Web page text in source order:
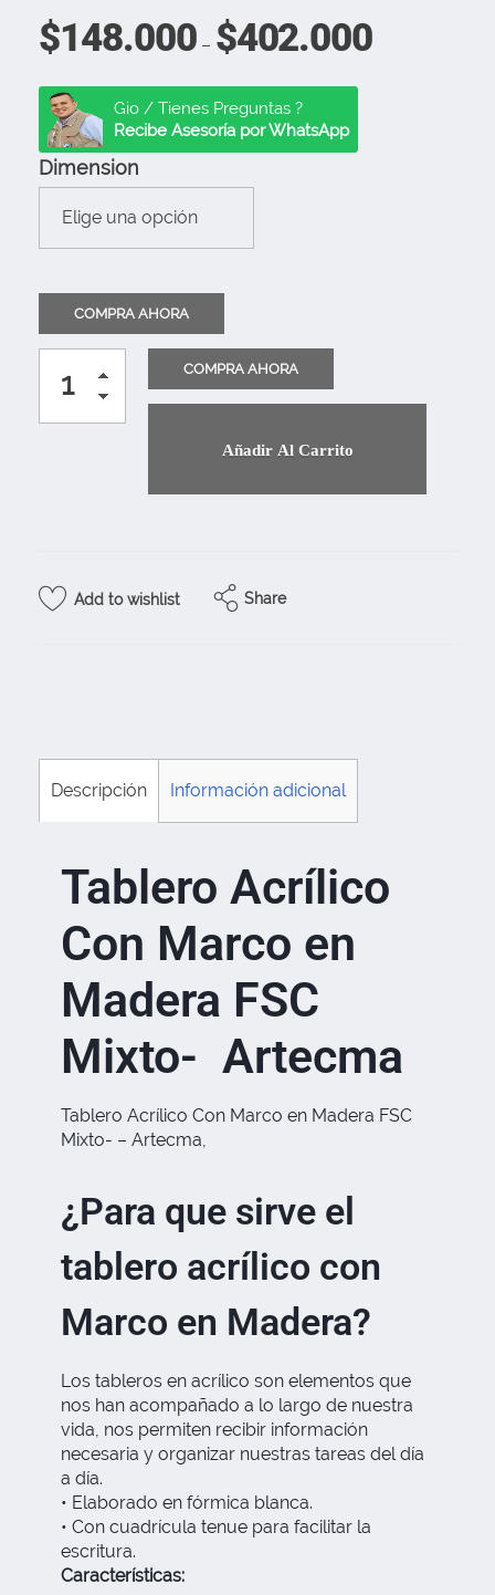
$148.000– $402.000
Gio / Tienes Preguntas ?
Recibe Asesoría por WhatsApp
Dimension
Añadir Al Carrito
Add to wishlist Share
Descripción Información adicional
Tablero Acrílico
Con Marco en
Madera FSC
Mixto- Artecma
Tablero Acrílico Con Marco en Madera FSC
Mixto- – Artecma,
¿Para que sirve el
tablero acrílico con
Marco en Madera?
Los tableros en acrílico son elementos que
nos han acompañado a lo largo de nuestra
vida, nos permiten recibir información
necesaria y organizar nuestras tareas del día
a día.
• Elaborado en fórmica blanca.
• Con cuadrícula tenue para facilitar la
escritura.
Características: